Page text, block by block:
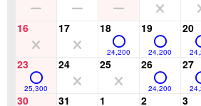
16 17 18
24,200
19
24,200
20
23
25,300
24 25 26
24,200
27
30 31 1 2 3